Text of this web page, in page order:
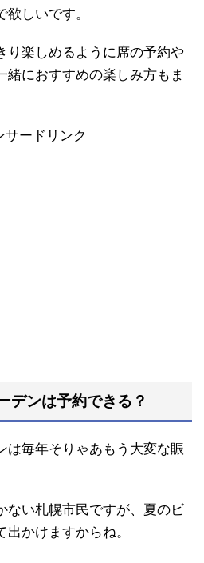
しいです。
り楽しめるように席の予約や
緒におすすめの楽しみ方もま
サードリンク
デンは予約できる？
は毎年そりゃあもう大変な賑
ない札幌市民ですが、夏のビ
かけますからね。